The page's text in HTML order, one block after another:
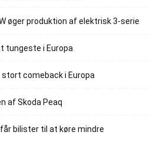
øger produktion af elektrisk 3-serie
tungeste i Europa
stort comeback i Europa
af Skoda Peaq
bilister til at køre mindre